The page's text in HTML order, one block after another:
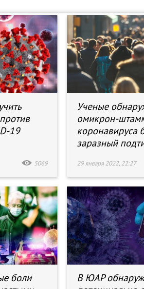
19
5069
Ученые
омикрон-
коронавируса
заразный
29 января 2022, 22:27
боли
В ЮАР